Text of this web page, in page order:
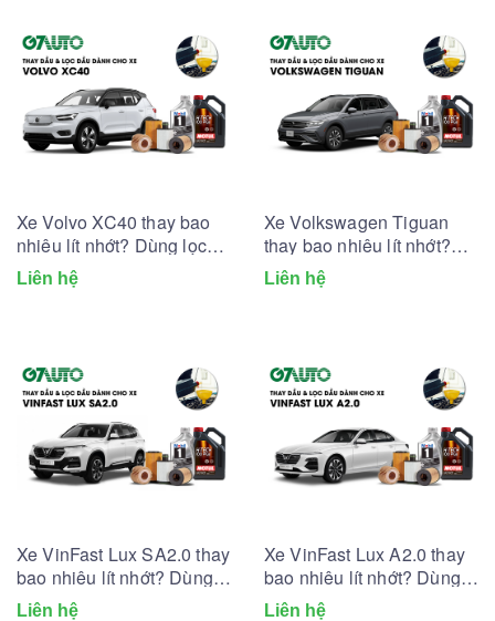
Xe Volvo XC40 thay bao
nhiêu lít nhớt? Dùng lọc
dầu nhớt nào?
Liên hệ
Xe Volkswagen Tiguan
thay bao nhiêu lít nhớt?
Dùng lọc dầu nhớt nào?
Liên hệ
Xe VinFast Lux SA2.0 thay
bao nhiêu lít nhớt? Dùng
lọc dầu nhớt nào?
Liên hệ
Xe VinFast Lux A2.0 thay
bao nhiêu lít nhớt? Dùng
lọc dầu nhớt nào?
Liên hệ